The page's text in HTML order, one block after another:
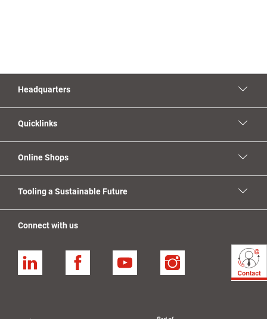
Headquarters
Quicklinks
Online Shops
Tooling a Sustainable Future
Connect with us
Linkedin Facebook YouTube Instagram